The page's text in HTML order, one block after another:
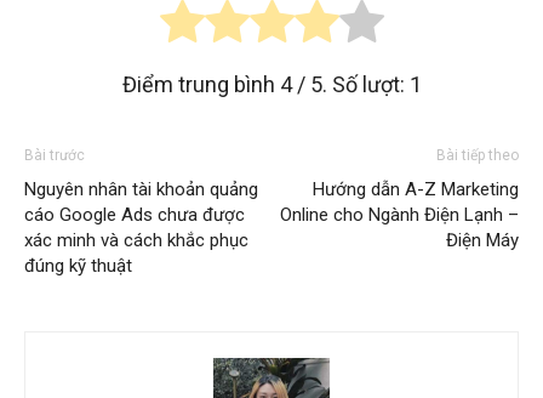
Điểm trung bình 4/ 5. Số lượt: 1
Bài trước
Nguyên nhân tài khoản quảng
cáo Google Ads chưa được
xác minh và cách khắc phục
đúng kỹ thuật
Bài tiếp theo
Hướng dẫn A-Z Marketing
Online cho Ngành Điện Lạnh –
Điện Máy